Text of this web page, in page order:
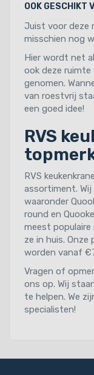
OOK GESCHIKT
Juist voor deze
misschien nog
Hier wordt net
ook deze
genomen.
van roestvrij
een goed idee!
RVS
RVS
assortiment. Wij
waaronder
round en
meest
ze in huis.
worden vanaf
Vragen of
ons op. Wij
te helpen. We
specialisten!